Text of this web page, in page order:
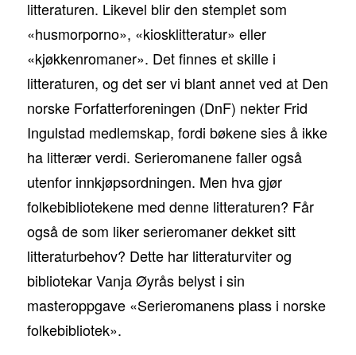
litteraturen. Likevel blir den stemplet som
«husmorporno», «kiosklitteratur» eller
«kjøkkenromaner». Det finnes et skille i
litteraturen, og det ser vi blant annet ved at Den
norske Forfatterforeningen (DnF) nekter Frid
Ingulstad medlemskap, fordi bøkene sies å ikke
ha litterær verdi. Serieromanene faller også
utenfor innkjøpsordningen. Men hva gjør
folkebibliotekene med denne litteraturen? Får
også de som liker serieromaner dekket sitt
litteraturbehov? Dette har litteraturviter og
bibliotekar Vanja Øyrås belyst i sin
masteroppgave «Serieromanens plass i norske
folkebibliotek».